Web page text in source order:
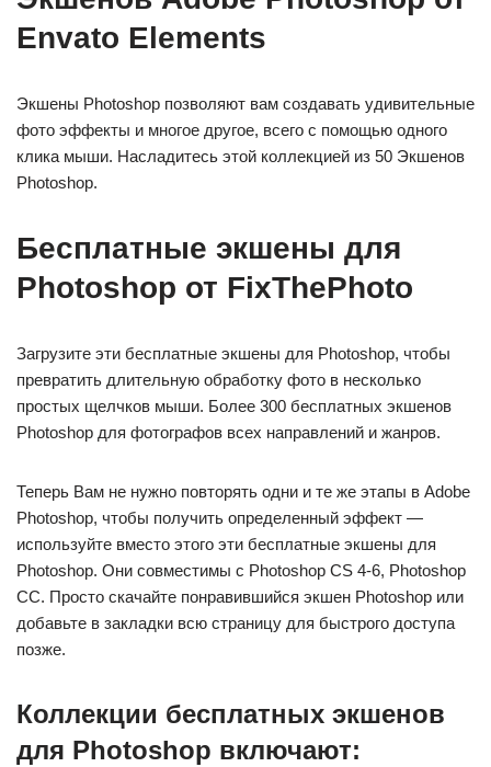
Envato Elements
Экшены Photoshop позволяют вам создавать удивительные
фото эффекты и многое другое, всего с помощью одного
клика мыши. Насладитесь этой коллекцией из 50 Экшенов
Photoshop.
Бесплатные экшены для
Photoshop от FixThePhoto
Загрузите эти бесплатные экшены для Photoshop, чтобы
превратить длительную обработку фото в несколько
простых щелчков мыши. Более 300 бесплатных экшенов
Photoshop для фотографов всех направлений и жанров.
Теперь Вам не нужно повторять одни и те же этапы в Adobe
Photoshop, чтобы получить определенный эффект —
используйте вместо этого эти бесплатные экшены для
Photoshop. Они совместимы с Photoshop CS 4-6, Photoshop
CC. Просто скачайте понравившийся экшен Photoshop или
добавьте в закладки всю страницу для быстрого доступа
позже.
Коллекции бесплатных экшенов
для Photoshop включают: